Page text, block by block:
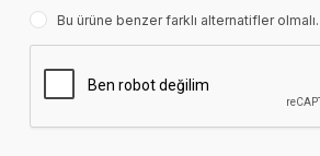
Bu ürüne benzer farklı alternatifler olmalı.